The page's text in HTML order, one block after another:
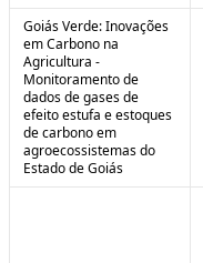
Goiás Verde: Inovações
em Carbono na
Agricultura -
Monitoramento de
dados de gases de
efeito estufa e estoques
de carbono em
agroecossistemas do
Estado de Goiás